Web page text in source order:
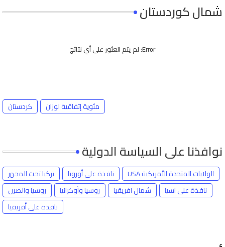
شمال كوردستان
Error: لم يتم العثور على أي نتائج
كردستان مئوية إتفاقية لوزان
نوافذنا على السياسة الدولية
تركيا تحت المجهر نافذة على أوروبا
الولايات المتحدة الأمريكية USA
روسيا والصين
روسيا وأوكرانيا شمال افريقيا
نافذة على آسيا
نافذة على أفريقيا